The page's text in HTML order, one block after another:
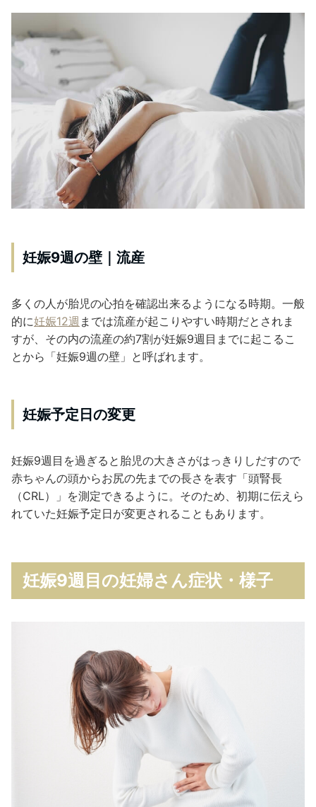
妊娠9週の壁｜流産
多くの人が胎児の心拍を確認出来るようになる時期。一般
的に妊娠12週 までは流産が起こりやすい時期だとされま
すが、その内の流産の約7割が妊娠9週目までに起こるこ
とから「妊娠9週の壁」と呼ばれます。
妊娠予定日の変更
妊娠9週目を過ぎると胎児の大きさがはっきりしだすので
赤ちゃんの頭からお尻の先までの長さを表す「頭腎長
（CRL）」を測定できるように。そのため、初期に伝えら
れていた妊娠予定日が変更されることもあります。
妊娠9週目の妊婦さん症状・様子